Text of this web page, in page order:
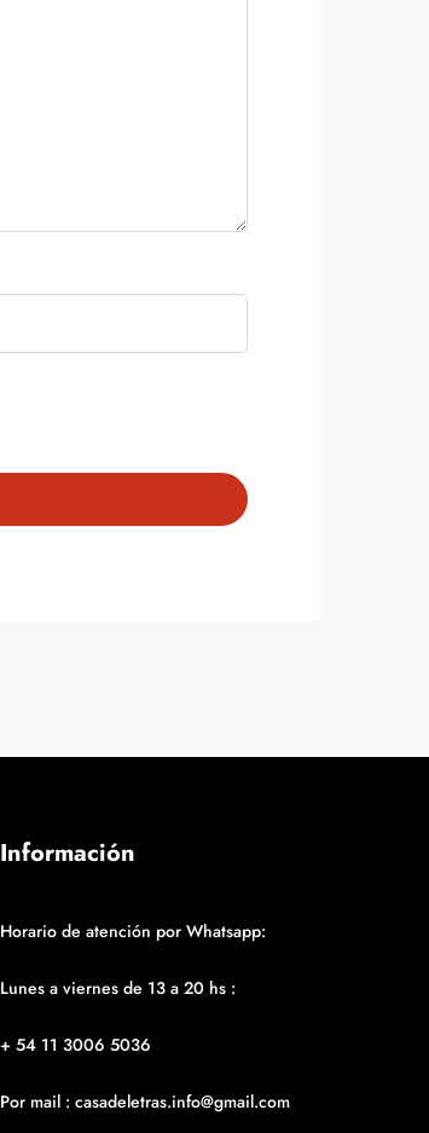
Información
Horario de atención por Whatsapp:
Lunes a viernes de 13 a 20 hs :
+ 54 11 3006 5036
Por mail : casadeletras.info@gmail.com